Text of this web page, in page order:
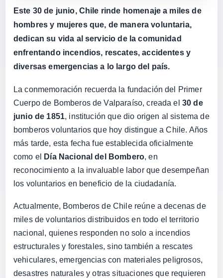
Este 30 de junio, Chile rinde homenaje a miles de
hombres y mujeres que, de manera voluntaria,
dedican su vida al servicio de la comunidad
enfrentando incendios, rescates, accidentes y
diversas emergencias a lo largo del país.
La conmemoración recuerda la fundación del Primer
Cuerpo de Bomberos de Valparaíso, creada el 30 de
junio de 1851, institución que dio origen al sistema de
bomberos voluntarios que hoy distingue a Chile. Años
más tarde, esta fecha fue establecida oficialmente
como el
Día Nacional del Bombero, en
reconocimiento a la invaluable labor que desempeñan
los voluntarios en beneficio de la ciudadanía.
Actualmente, Bomberos de Chile reúne a decenas de
miles de voluntarios distribuidos en todo el territorio
nacional, quienes responden no solo a incendios
estructurales y forestales, sino también a rescates
vehiculares, emergencias con materiales peligrosos,
desastres naturales y otras situaciones que requieren